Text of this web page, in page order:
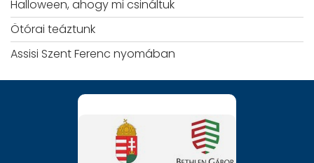
Halloween, ahogy mi csináltuk
Ötórai teáztunk
Assisi Szent Ferenc nyomában